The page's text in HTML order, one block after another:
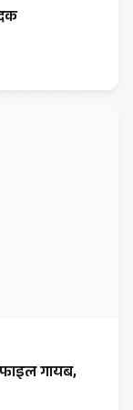
फाइल गायब,